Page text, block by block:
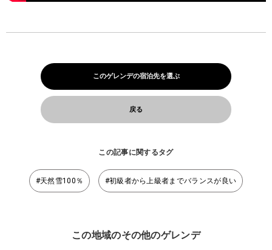
このゲレンデの宿泊先を選ぶ
戻る
この記事に関するタグ
#天然雪100％ #初級者から上級者までバランスが良い
この地域のその他のゲレンデ